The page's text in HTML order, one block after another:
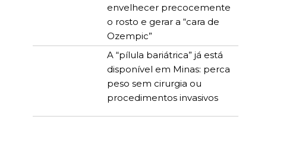
envelhecer precocemente
o rosto e gerar a “cara de
Ozempic”
A “pílula bariátrica” já está
disponível em Minas: perca
peso sem cirurgia ou
procedimentos invasivos